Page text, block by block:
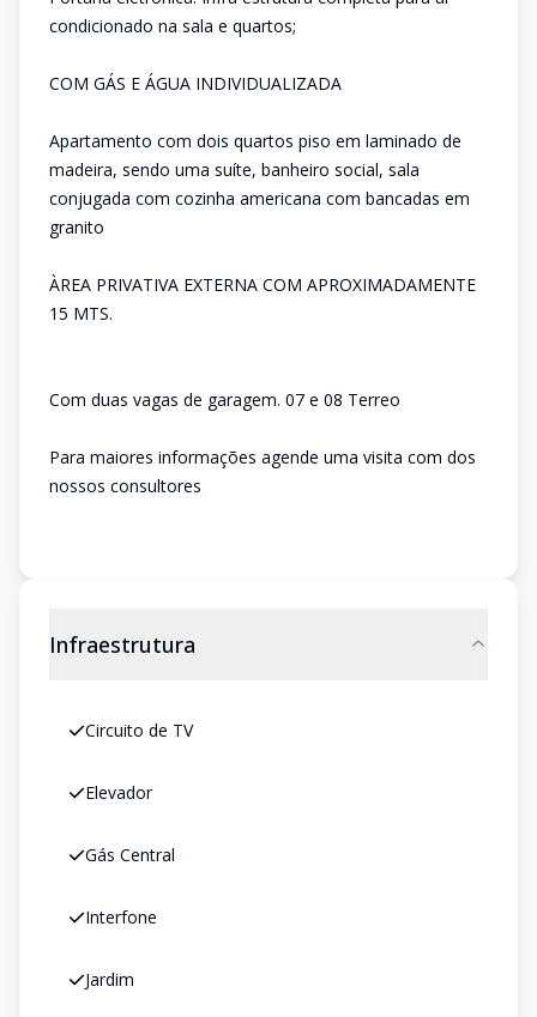
condicionado na sala e quartos;
COM GÁS E ÁGUA INDIVIDUALIZADA
Apartamento com dois quartos piso em laminado de
madeira, sendo uma suíte, banheiro social, sala
conjugada com cozinha americana com bancadas em
granito
ÀREA PRIVATIVA EXTERNA COM APROXIMADAMENTE
15 MTS.
Com duas vagas de garagem. 07 e 08 Terreo
Para maiores informações agende uma visita com dos
nossos consultores
Infraestrutura
Circuito de TV
Elevador
Gás Central
Interfone
Jardim